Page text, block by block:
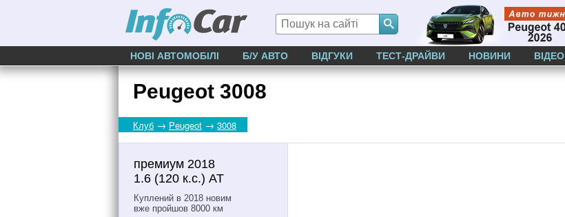
НОВІ АВТОМОБІЛІ Б/У АВТО ВІДГУКИ ТЕСТ-ДРАЙВИ НОВИНИ ВІДЕО
Peugeot 3008
Клуб → Peugeot → 3008
премиум 2018
1.6 (120 к.с.) AT
Куплений в 2018 новим
вже пройшов 8000 км